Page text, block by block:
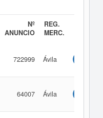
Nº
ANUNCIO
REG.
MERC.
722999 Ávila
64007 Ávila